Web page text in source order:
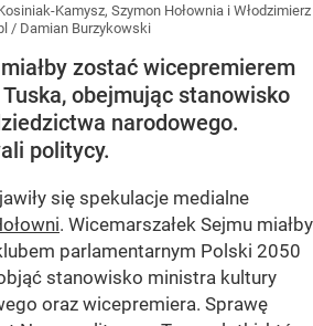
Kamysz, Szymon Hołownia i Włodzimierz
/ Damian Burzykowski
zostać wicepremierem
obejmując stanowisko
narodowego.
politycy.
się spekulacje medialne
. Wicemarszałek Sejmu miałby
parlamentarnym Polski 2050
stanowisko ministra kultury
oraz wicepremiera. Sprawę